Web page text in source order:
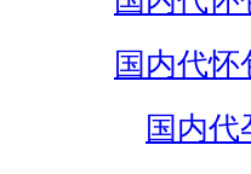
国内代怀
国内代